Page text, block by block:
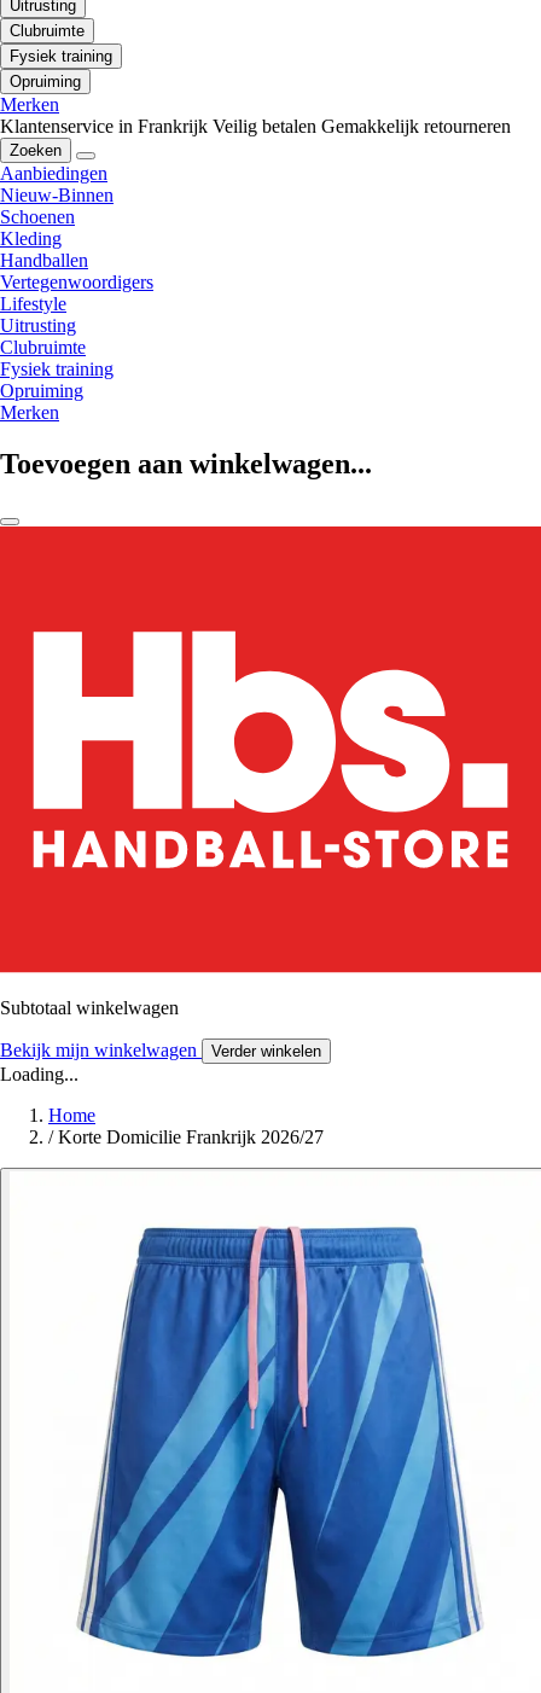
Uitrusting
Clubruimte
Fysiek training
Opruiming
Merken
Klantenservice in Frankrijk Veilig betalen Gemakkelijk retourneren
Zoeken
Aanbiedingen
Nieuw-Binnen
Schoenen
Kleding
Handballen
Vertegenwoordigers
Lifestyle
Uitrusting
Clubruimte
Fysiek training
Opruiming
Merken
Toevoegen aan winkelwagen...
Subtotaal winkelwagen
Bekijk mijn winkelwagen Verder winkelen
Loading...
Home
/ Korte Domicilie Frankrijk 2026/27